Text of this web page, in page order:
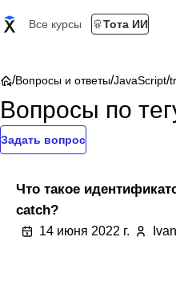
Все курсы Тота ИИ
/Вопросы и ответы/JavaScript/
Вопросы по
Задать вопрос
Что такое
catch?
14 июня 2022 г.